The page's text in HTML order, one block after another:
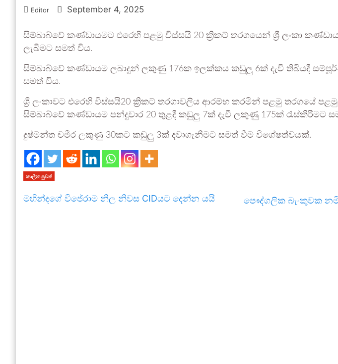
Editor September 4, 2025
සිම්බාබ්වේ කණ්ඩායමට එරෙහි පළමු විස්සයි 20 ක්‍රිකට් තරගයෙන් ශ්‍රී ලංකා
ලැබීමට සමත් විය.
සිම්බාබ්වේ කණ්ඩායම ලබාදුන් ලකුණු 176ක ඉලක්කය කඩුලු 6ක් දැවී තිබියදී
සමත් විය.
ශ්‍රී ලංකාවට එරෙහි විස්සයි20 ක්‍රිකට් තරගාවලිය ආරම්භ කරමින් පළමු තරගයේ
සිම්බාබ්වේ කණ්ඩායම පන්දුවාර 20 තුළදී කඩුලු 7ක් දැවී ලකුණු 175ක් රැස්කිරීමට
දුෂ්මන්ත චමීර ලකුණු 30කට කඩුලු 3ක් දවාගැනීමට සමත් වීම විශේෂත්වයක්.
කාලීන පුවත්
මහින්දගේ විජේරාම නිල නිවස CIDයට දෙන්න යයි
පෞද්ගලික බැංකුවක